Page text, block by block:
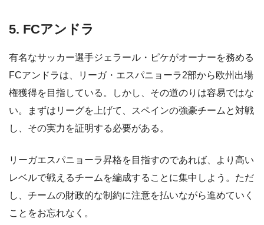
5. FCアンドラ
有名なサッカー選手ジェラール・ピケがオーナーを務める
FCアンドラは、リーガ・エスパニョーラ2部から欧州出場
権獲得を目指している。しかし、その道のりは容易ではな
い。まずはリーグを上げて、スペインの強豪チームと対戦
し、その実力を証明する必要がある。
リーガエスパニョーラ昇格を目指すのであれば、より高い
レベルで戦えるチームを編成することに集中しよう。ただ
し、チームの財政的な制約に注意を払いながら進めていく
ことをお忘れなく。